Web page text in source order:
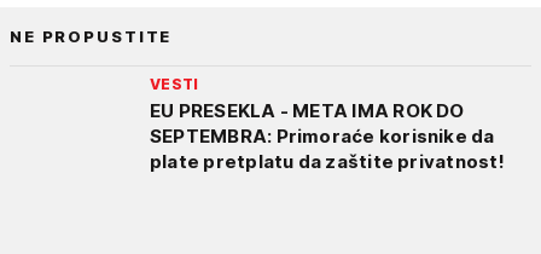
NE PROPUSTITE
VESTI
EU PRESEKLA - META IMA ROK DO
SEPTEMBRA: Primoraće korisnike da
plate pretplatu da zaštite privatnost!